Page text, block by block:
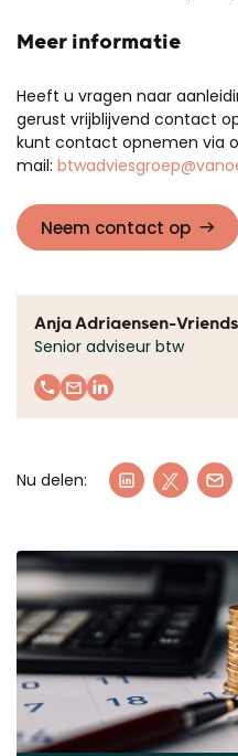
Meer informatie
Heeft u vragen naar
gerust vrijblijvend contact
kunt contact opnemen via
mail:
Neem contact op
Anja Adriaensen-Vriends
Senior adviseur btw
Nu delen: